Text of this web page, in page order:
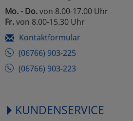
Mo. - Do.von 8.00-17.00 Uhr
Fr.von 8.00-15.30 Uhr
Kontaktformular
(06766) 903-225
(06766) 903-223
KUNDENSERVICE